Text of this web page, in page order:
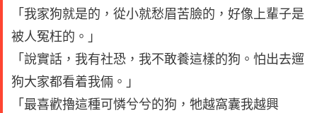
「我家狗就是的，從小就愁眉苦臉的，好像上輩子是
被人冤枉的。」
「說實話，我有社恐，我不敢養這樣的狗。怕出去遛
狗大家都看着我倆。」
「最喜歡擼這種可憐兮兮的狗，牠越窩囊我越興